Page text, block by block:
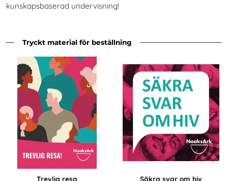
kunskapsbaserad undervisning!
Tryckt material för beställning
Trevlig resa Säkra svar om hiv